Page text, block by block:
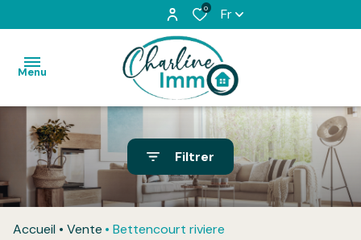
0 Fr
Menu
Accueil
Acheter
Filtrer
Accueil Vente Bettencourt riviere